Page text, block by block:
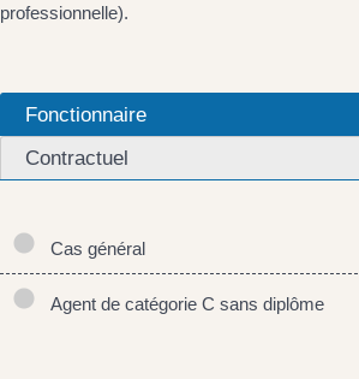
professionnelle).
Fonctionnaire
Contractuel
Cas général
Agent de catégorie C sans diplôme